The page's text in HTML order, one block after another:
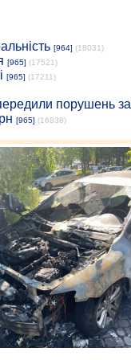
[964] (18031)
[965] (17521)
[965] (17211)
порушень за
[965] (16838)